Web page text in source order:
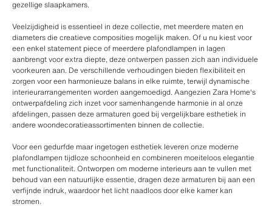
gezellige slaapkamers.
Veelzijdigheid is essentieel in deze collectie, met meerdere maten en
diameters die creatieve composities mogelijk maken. Of u nu kiest voor
een enkel statement piece of meerdere plafondlampen in lagen
aanbrengt voor extra diepte, deze ontwerpen passen zich aan individuele
voorkeuren aan. De verschillende verhoudingen bieden flexibiliteit en
zorgen voor een harmonieuze balans in elke ruimte, terwijl dynamische
interieurarrangementen worden aangemoedigd. Aangezien Zara Home's
ontwerpafdeling zich inzet voor samenhangende harmonie in al onze
afdelingen, passen deze armaturen goed bij vergelijkbare esthetiek in
andere woondecoratieassortimenten binnen de collectie.
Voor een gedurfde maar ingetogen esthetiek leveren onze moderne
plafondlampen tijdloze schoonheid en combineren moeiteloos elegantie
met functionaliteit. Ontworpen om moderne interieurs aan te vullen met
behoud van een natuurlijke essentie, dragen deze armaturen bij aan een
verfijnde indruk, waardoor het licht naadloos door elke kamer kan
stromen.